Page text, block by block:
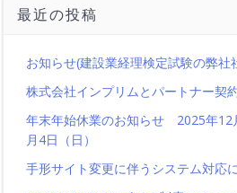
最近の投稿
お知らせ(建設業経理検定試験の弊社
株式会社インプリムとパートナー契
年末年始休業のお知らせ 2025年12
月4日（日）
手形サイト変更に伴うシステム対応